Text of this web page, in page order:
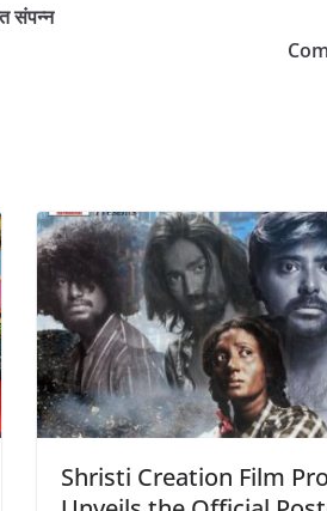
संपन्न
Shristi Creation Film